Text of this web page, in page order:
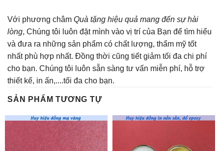
Với phương châm Quà tặng hiệu quả mang đến sự hài
lòng, Chúng tôi luôn đặt mình vào vị trí của Bạn để tìm hiểu
và đưa ra những sản phẩm có chất lượng, thẩm mỹ tốt
nhất phù hợp nhất. Đồng thời cũng tiết giảm tối đa chi phí
cho bạn. Chúng tôi luôn sẵn sàng tư vấn miễn phí, hỗ trợ
thiết kế, in ấn,....tối đa cho bạn.
SẢN PHẨM TƯƠNG TỰ